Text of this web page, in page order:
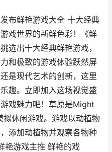
布鲜艳游戏大全 十大经典
戏世界的新鲜色彩！《鲜
选出十大经典鲜艳游戏，
和极致的游戏体验跃然屏
是现代艺术的创新，这里
趣。立即加入这场视觉盛
戏魅力吧！草原是Might
休闲游戏。游戏以动植物
添加动植物并观察各物种
艳游戏主推 鲜艳的戏